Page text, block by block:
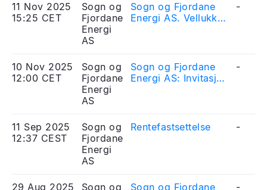
11 Nov 2025
15:25 CET
Sogn og
Fjordane
Energi
AS
Sogn og Fjordane
Energi AS. Vellukka
obligasjonslån
-
10 Nov 2025
12:00 CET
Sogn og
Fjordane
Energi
AS
Sogn og Fjordane
Energi AS: Invitasjon
av grønt NOK-
-
11 Sep 2025
12:37 CEST
Sogn og
Fjordane
Energi
AS
Rentefastsettelse -
29 Aug 2025
Sogn og
Sogn og Fjordane
-